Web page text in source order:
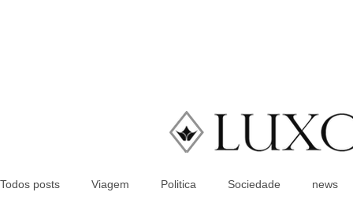
Todos posts Viagem Politica Sociedade news